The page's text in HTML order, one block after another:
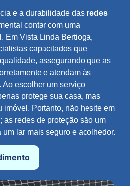
e a durabilidade das redes
contar com uma
Em Vista Linda Bertioga,
capacitados que
assegurando que as
e atendam às
Ao escolher um serviço
protege sua casa, mas
imóvel. Portanto, não hesite em
as redes de proteção são um
um lar mais seguro e acolhedor.